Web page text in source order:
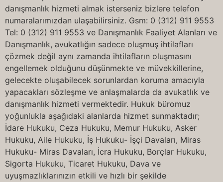
danışmanlık hizmeti almak isterseniz bizlere telefon
numaralarımızdan ulaşabilirsiniz. Gsm: 0 (312) 911 9553
Tel: 0 (312) 911 9553 ve Danışmanlık Faaliyet Alanları ve
Danışmanlık, avukatlığın sadece oluşmuş ihtilafları
çözmek değil aynı zamanda ihtilafların oluşmasını
engellemek olduğunu düşünmekte ve müvekkillerine,
gelecekte oluşabilecek sorunlardan koruma amacıyla
yapacakları sözleşme ve anlaşmalarda da avukatlık ve
danışmanlık hizmeti vermektedir. Hukuk büromuz
yoğunlukla aşağıdaki alanlarda hizmet sunmaktadır;
İdare Hukuku, Ceza Hukuku, Memur Hukuku, Asker
Hukuku, Aile Hukuku, İş Hukuku- İşçi Davaları, Miras
Hukuku- Miras Davaları, İcra Hukuku, Borçlar Hukuku,
Sigorta Hukuku, Ticaret Hukuku, Dava ve
uyuşmazlıklarınızın etkili ve hızlı bir şekilde